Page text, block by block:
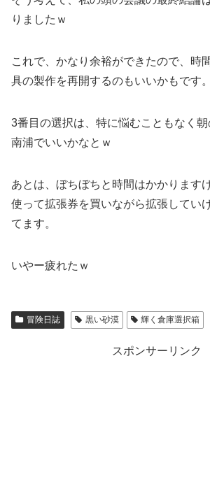
りましたｗ
これで、かなり余裕ができたので、時
具の製作を再開するのもいいかもです。
3番目の選択は、特に悩むこともなく
南浦でいいかなとｗ
あとは、ぼちぼちと時間はかかります
使って拡張券を買いながら拡張してい
てます。
いやー疲れたｗ
冒険日誌 黒い砂漠 輝く倉庫選択箱
スポンサーリンク